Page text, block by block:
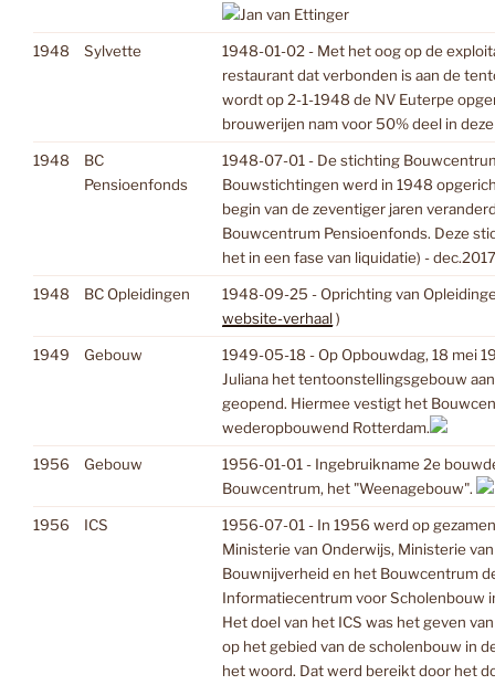
1948 Sylvette
1948-01-02 - Met het oog op de
restaurant dat verbonden is aan de
wordt op 2-1-1948 de NV Euterpe
brouwerijen nam voor 50% deel in deze
1948
BC
Pensioenfonds
1948-07-01 - De stichting
Bouwstichtingen werd in 1948
begin van de zeventiger jaren
Bouwcentrum Pensioenfonds. Deze
het in een fase van liquidatie) -
1948 BC Opleidingen
1948-09-25 - Oprichting van
website-verhaal)
1949 Gebouw
1949-05-18 - Op Opbouwdag, 18 mei
Juliana het tentoonstellingsgebouw
geopend. Hiermee vestigt het
wederopbouwend Rotterdam.
1956 Gebouw
1956-01-01 - Ingebruikname 2e
Bouwcentrum, het "Weenagebouw".
1956 ICS
1956-07-01 - In 1956 werd op
Ministerie van Onderwijs, Ministerie
Bouwnijverheid en het Bouwcentrum
Informatiecentrum voor Scholenbouw
Het doel van het ICS was het geven
op het gebied van de scholenbouw in
het woord. Dat werd bereikt door het